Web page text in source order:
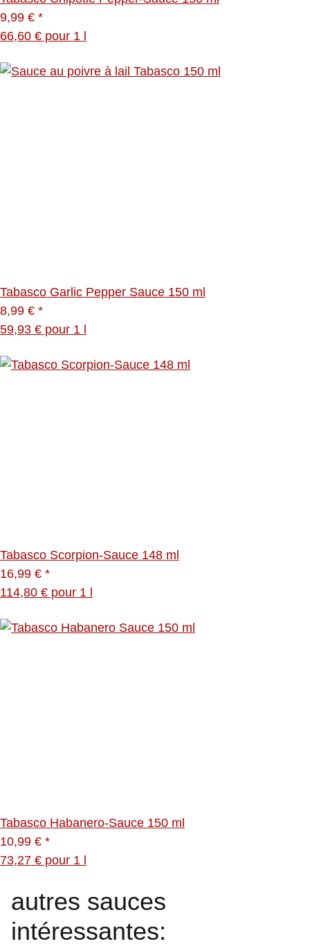
9,99 € *
66,60 € pour 1 l
Tabasco Garlic Pepper Sauce 150 ml
8,99 € *
59,93 € pour 1 l
Tabasco Scorpion-Sauce 148 ml
16,99 € *
114,80 € pour 1 l
Tabasco Habanero-Sauce 150 ml
10,99 € *
73,27 € pour 1 l
autres sauces
intéressantes: